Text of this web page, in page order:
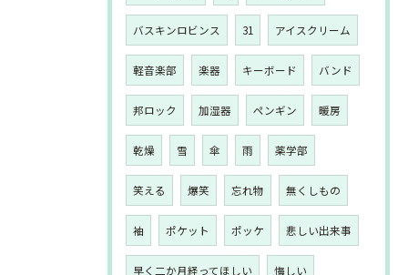
バスキンロビンス 31 アイスクリーム
軽音楽部 楽器 キーボード バンド
邦ロック 加湿器 ペンギン 暖房
乾燥 雪 傘 雨 薬学部
笑える 爆笑 忘れ物 無くしもの
袖 ポケット ポッケ 悲しい出来事
早く二か月経ってほしい 悔しい